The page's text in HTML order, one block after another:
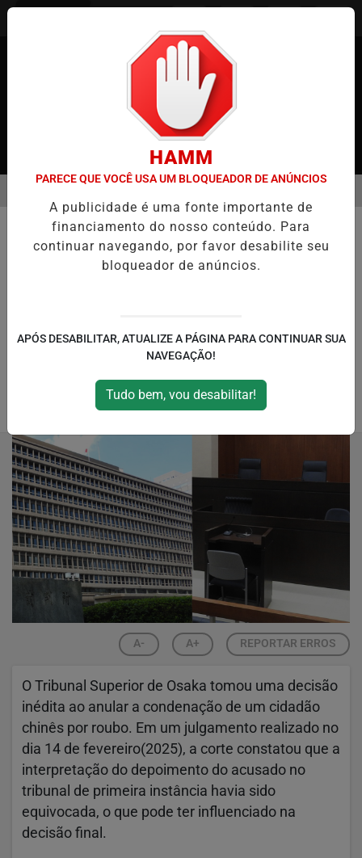
EM ALTA
JUSTIÇA
Tribunal japonês anula condenação
por erro de tradução em
interpretação de depoimento de réu chinês
e determina novo julgamento
RPJNews
A- A+ REPORTAR ERROS
O Tribunal Superior de Osaka tomou uma decisão
inédita ao anular a condenação de um cidadão
chinês por roubo. Em um julgamento realizado no
dia 14 de fevereiro(2025), a corte constatou que a
interpretação do depoimento do acusado no
tribunal de primeira instância havia sido
equivocada, o que pode ter influenciado na
decisão final.
HAMM
PARECE QUE VOCÊ USA UM BLOQUEADOR DE ANÚNCIOS
A publicidade é uma fonte importante de
financiamento do nosso conteúdo. Para
continuar navegando, por favor desabilite seu
bloqueador de anúncios.
APÓS DESABILITAR, ATUALIZE A PÁGINA PARA CONTINUAR SUA
NAVEGAÇÃO!
Tudo bem, vou desabilitar!